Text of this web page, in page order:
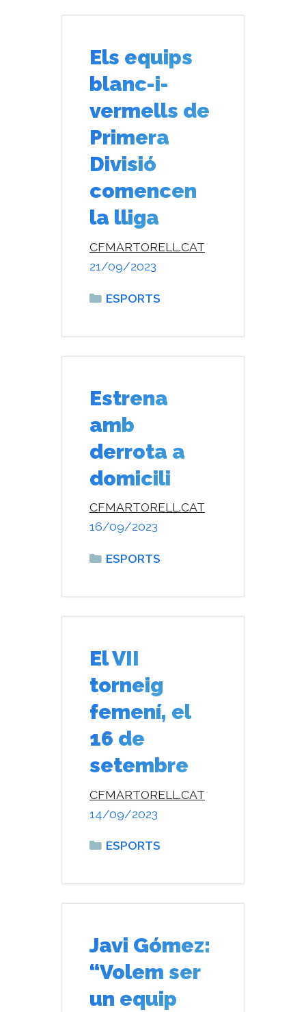
Els equips
blanc-i-
vermells de
Primera
Divisió
comencen
la lliga
21/09/2023
CFMARTORELL.CAT
Categories
ESPORTS
Estrena
amb
derrota a
domicili
16/09/2023
CFMARTORELL.CAT
Categories
ESPORTS
El VII
torneig
femení, el
16 de
setembre
14/09/2023
CFMARTORELL.CAT
Categories
ESPORTS
Javi Gómez:
“Volem ser
un equip